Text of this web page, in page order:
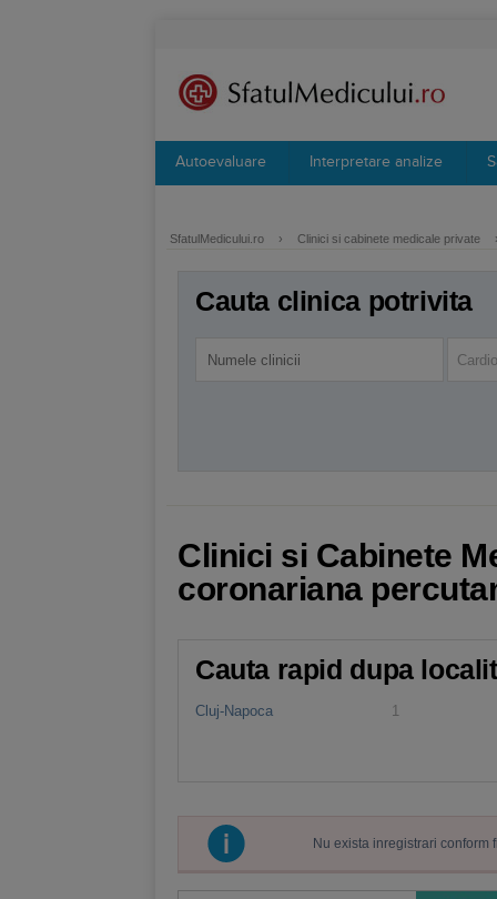
Autoevaluare Interpretare analize
SfatulMedicului.ro › Clinici si cabinete medicale private
Cauta clinica potrivita
Clinici si Cabinete
coronariana
Cauta rapid dupa
Cluj-Napoca 1
Nu exista inregistrari